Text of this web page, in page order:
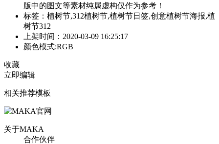
版中的图文等素材纯属虚构仅作为参考！
标签：植树节,312植树节,植树节日签,创意植树节海报,植
树节312
上架时间：2020-03-09 16:25:17
颜色模式:RGB
收藏
立即编辑
相关推荐模板
关于MAKA
合作伙伴